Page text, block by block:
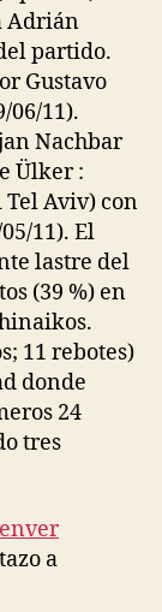
Adrián
partido.
Gustavo
06/11).
Nachbar
Ülker :
Aviv) con
11). El
lastre del
(39 %) en
11 rebotes)
donde
24
tres
a